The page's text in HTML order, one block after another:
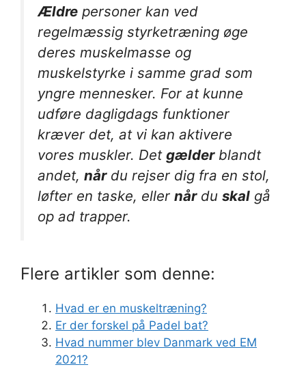
Ældre personer kan ved
regelmæssig styrketræning øge
deres muskelmasse og
muskelstyrke i samme grad som
yngre mennesker. For at kunne
udføre dagligdags funktioner
kræver det, at vi kan aktivere
vores muskler. Det gælderblandt
andet, nårdu rejser dig fra en stol,
løfter en taske, eller nårdu skal gå
op ad trapper.
Flere artikler som denne:
Hvad er en muskeltræning?
Er der forskel på Padel bat?
Hvad nummer blev Danmark ved EM
2021?